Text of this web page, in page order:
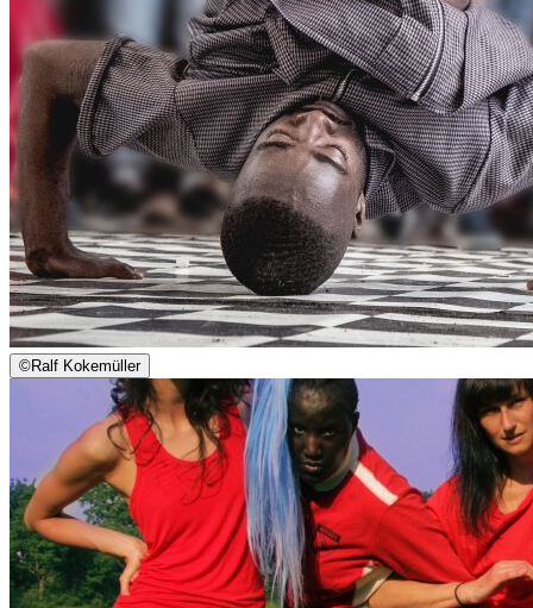
©Ralf Kokemüller